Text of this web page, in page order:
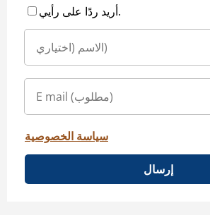
أريد ردًا على رأيي.
سياسة الخصوصية
إرسال